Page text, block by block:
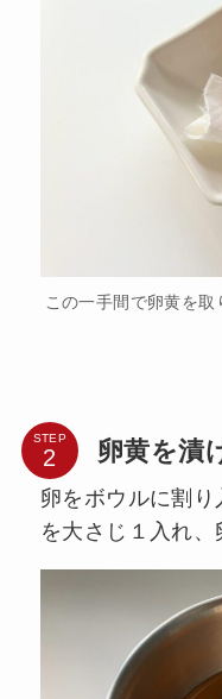
この一手間で卵黄を
STEP 卵黄を漬
卵をボウルに割
を大さじ１入れ、